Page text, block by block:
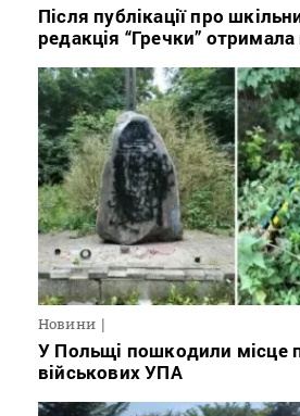
Після публікації про
редакція “Гречки”
Новини
У Польщі пошкодили місце
військових УПА